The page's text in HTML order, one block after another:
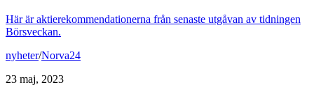
Här är aktierekommendationerna från senaste utgåvan av tidningen
Börsveckan.
nyheter/Norva24
23 maj, 2023